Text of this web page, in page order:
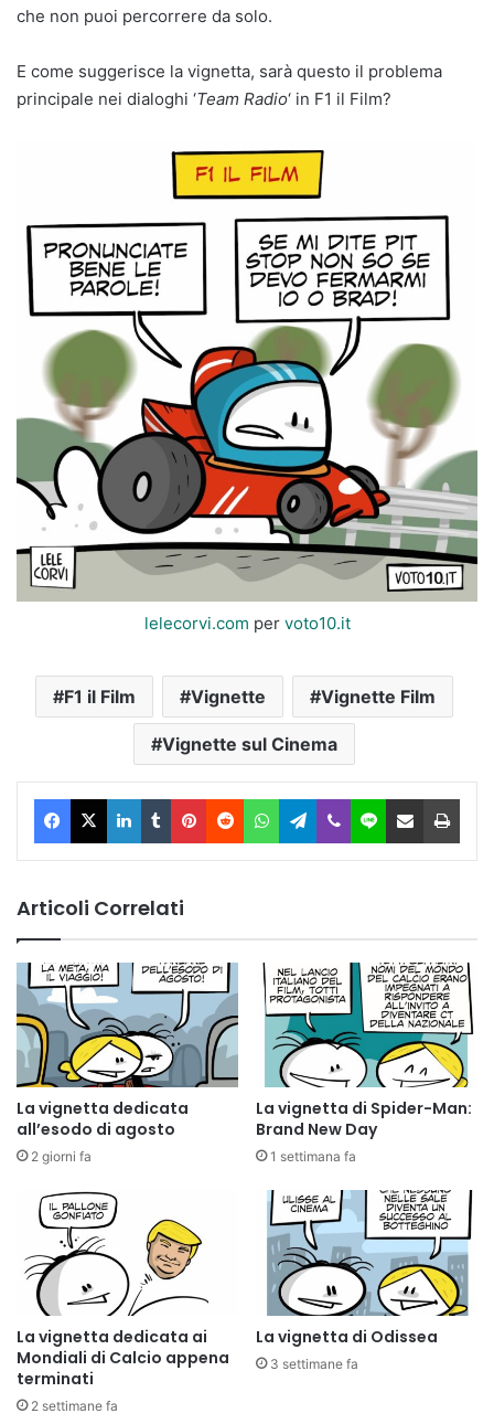
che non puoi percorrere da solo.
E come suggerisce la vignetta, sarà questo il problema
principale nei dialoghi ‘Team Radio‘ in F1 il Film?
lelecorvi.com per voto10.it
F1 il Film Vignette Vignette Film
Vignette sul Cinema
Facebook
X LinkedIn
TumblrPinterest
RedditWhatsAppTelegram
ViberLine Condividi via Email
Articoli Correlati
La vignetta dedicata
all’esodo di agosto
2 giorni fa
La vignetta di Spider-Man:
Brand New Day
1 settimana fa
La vignetta dedicata ai
Mondiali di Calcio appena
terminati
2 settimane fa
La vignetta di Odissea
3 settimane fa